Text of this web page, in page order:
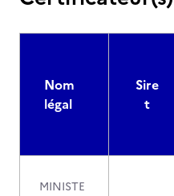
Nom
légal
Sire
t
MINISTE